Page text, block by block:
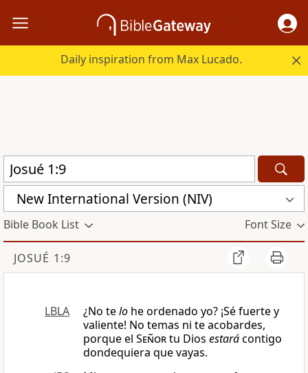
Daily inspiration from Max Lucado.
New International Version (NIV)
Bible Book List Font Size
JOSUÉ 1:9
LBLA ¿No telo he ordenado yo? ¡Sé fuerte y
valiente! No temas ni te acobardes,
porque el Señortu Dios estarácontigo
dondequiera que vayas.